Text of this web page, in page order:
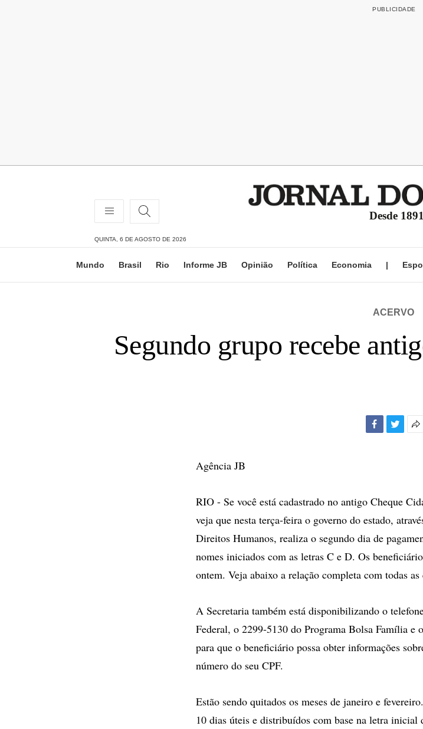
Desde 1891
QUINTA, 6 DE AGOSTO DE 2026
Mundo Brasil Rio Informe JB Opinião Política Economia |
ACERVO
Segundo grupo recebe
Agência JB
RIO - Se você está cadastrado no antigo Cheque
veja que nesta terça-feira o governo do estado,
Direitos Humanos, realiza o segundo dia de
nomes iniciados com as letras C e D. Os
ontem. Veja abaixo a relação completa com todas as
A Secretaria também está disponibilizando o
Federal, o 2299-5130 do Programa Bolsa Família e
para que o beneficiário possa obter informações
número do seu CPF.
Estão sendo quitados os meses de janeiro e
10 dias úteis e distribuídos com base na letra inicial